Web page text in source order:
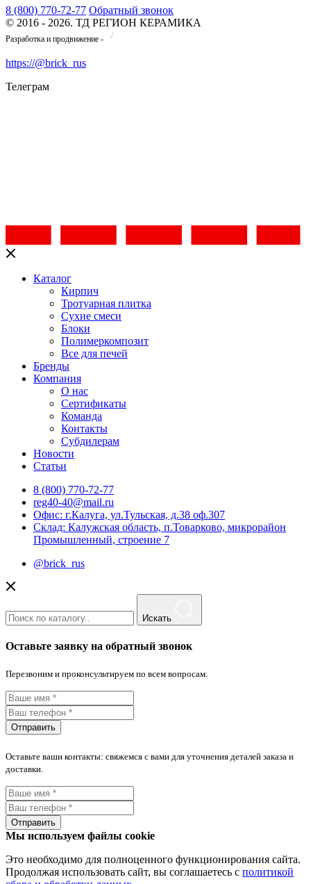
8 (800) 770-72-77 Обратный звонок
© 2016 - 2026. ТД РЕГИОН КЕРАМИКА
Разработка и продвижение -
https://@brick_rus
Телеграм
Каталог
Кирпич
Тротуарная плитка
Сухие смеси
Блоки
Полимеркомпозит
Все для печей
Бренды
Компания
О нас
Сертификаты
Команда
Контакты
Субдилерам
Новости
Статьи
8 (800) 770-72-77
reg40-40@mail.ru
Офис: г.Калуга, ул.Тульская, д.38 оф.307
Склад: Калужская область, п.Товарково, микрорайон
Промышленный, строение 7
@brick_rus
Искать
Оставьте заявку на обратный звонок
Перезвоним и проконсультируем по всем вопросам.
Отправить
Оставьте ваши контакты: свяжемся с вами для уточнения деталей заказа и
доставки.
Отправить
Мы используем файлы cookie
Это необходимо для полноценного функционирования сайта.
Продолжая использовать сайт, вы соглашаетесь с политикой